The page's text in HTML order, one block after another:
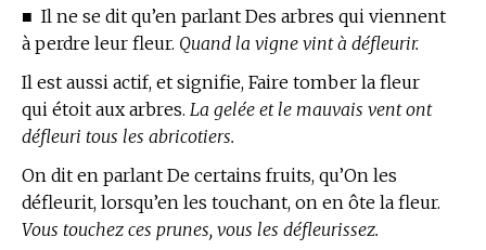
■ Il ne se dit qu’en parlant Des arbres qui viennent
à perdre leur fleur. Quand la vigne vint à défleurir.
Il est aussi actif, et signifie, Faire tomber la fleur
qui étoit aux arbres. La gelée et le mauvais vent ont
défleuri tous les abricotiers.
On dit en parlant De certains fruits, qu’On les
défleurit, lorsqu’en les touchant, on en ôte la fleur.
Vous touchez ces prunes, vous les défleurissez.